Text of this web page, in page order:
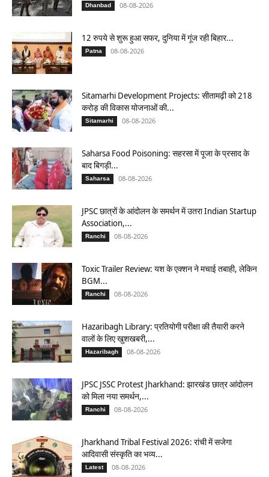
Dhanbad 08-08-2026
12 रुपये से शुरू हुआ सफर, दुनिया में गूंज रही बिहार...
Patna 08-08-2026
Sitamarhi Development Projects: सीतामढ़ी को 218
करोड़ की विकास योजनाओं की...
Sitamarhi 08-08-2026
Saharsa Food Poisoning: सहरसा में पूजा के प्रसाद के
बाद बिगड़ी...
Saharsa 08-08-2026
JPSC छात्रों के आंदोलन के समर्थन में उतरा Indian Startup
Association,...
Ranchi 08-08-2026
Toxic Trailer Review: यश के एक्शन ने मचाई तबाही, लेकिन
BGM...
Ranchi 08-08-2026
Hazaribagh Library: प्रतियोगी परीक्षा की तैयारी करने
वालों के लिए खुशखबरी,...
Hazaribagh 08-08-2026
JPSC JSSC Protest Jharkhand: झारखंड छात्र आंदोलन
को मिला नया समर्थन,...
Ranchi 08-08-2026
Jharkhand Tribal Festival 2026: रांची में सजेगा
आदिवासी संस्कृति का भव्य...
Latest 08-08-2026